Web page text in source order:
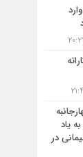
سال به یاد
در